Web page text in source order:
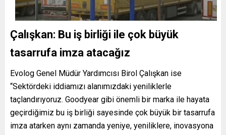
Çalışkan: Bu iş birliği ile çok büyük
tasarrufa imza atacağız
Evolog Genel Müdür Yardımcısı Birol Çalışkan ise
“Sektördeki iddiamızı alanımızdaki yeniliklerle
taçlandırıyoruz. Goodyear gibi önemli bir marka ile hayata
geçirdiğimiz bu iş birliği sayesinde çok büyük bir tasarrufa
imza atarken aynı zamanda yeniye, yeniliklere, inovasyona